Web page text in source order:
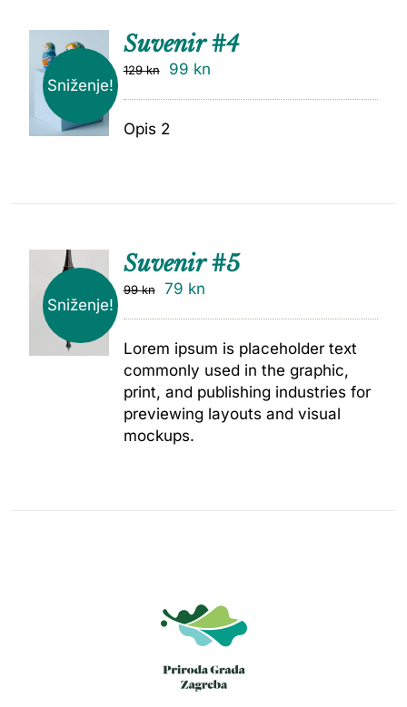
Sniženje!
DODAJ
Suvenir #4
129kn 99 kn
Opis 2
Sniženje!
Suvenir #5
99kn 79 kn
Lorem ipsum is placeholder text
commonly used in the graphic,
print, and publishing industries for
previewing layouts and visual
mockups.